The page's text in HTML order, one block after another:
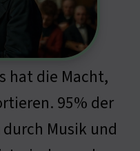
hat die Macht,
95% der
Musik und